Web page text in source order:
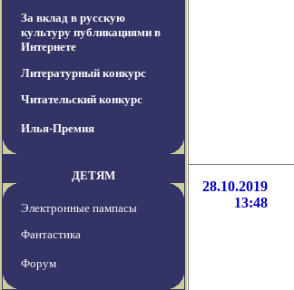
За вклад в русскую
культуру публикациями в
Интернете
Литературный конкурс
Читательский конкурс
Илья-Премия
ДЕТЯМ
Электронные пампасы
Фантастика
Форум
28.10.2019
13:48